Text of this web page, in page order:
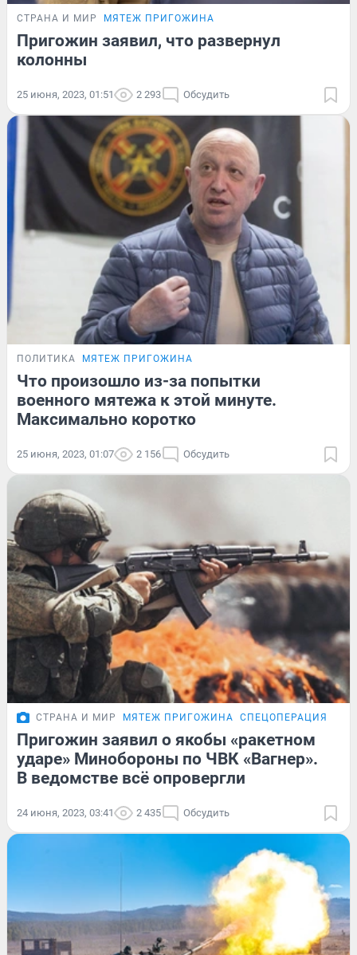
СТРАНА И МИР МЯТЕЖ ПРИГОЖИНА
Пригожин заявил, что развернул
колонны
25 июня, 2023, 01:51 2 293 Обсудить
ПОЛИТИКА МЯТЕЖ ПРИГОЖИНА
Что произошло из-за попытки
военного мятежа к этой минуте.
Максимально коротко
25 июня, 2023, 01:07 2 156 Обсудить
СТРАНА И МИР МЯТЕЖ ПРИГОЖИНА СПЕЦОПЕРАЦИЯ НА
Пригожин заявил о якобы «ракетном
ударе» Минобороны по ЧВК «Вагнер».
В ведомстве всё опровергли
24 июня, 2023, 03:41 2 435 Обсудить